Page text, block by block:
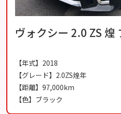
ヴォクシー 2.0 ZS 煌
【年式】2018
【グレード】2.0ZS煌年
【距離】97,000km
【色】ブラック